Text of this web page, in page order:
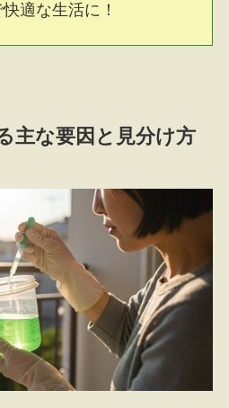
適な生活に！
主な要因と見分け方